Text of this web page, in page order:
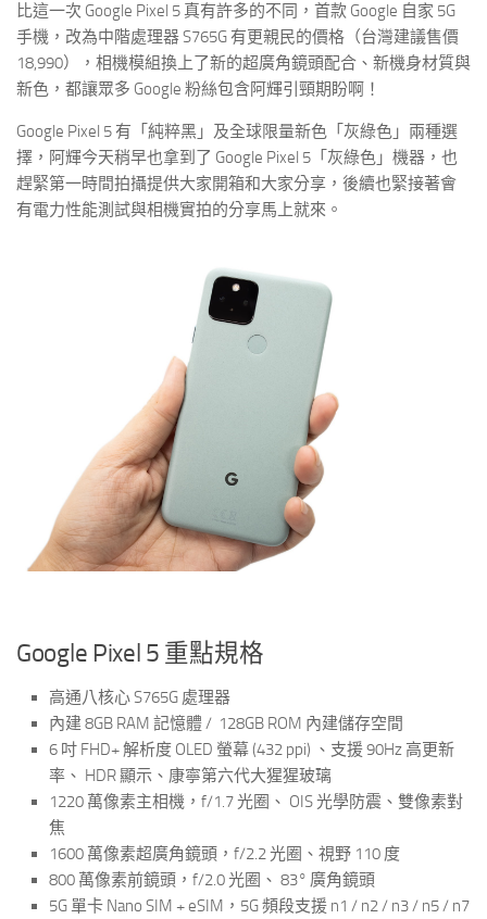
比這一次 Google Pixel 5 真有許多的不同，首款 Google 自家 5G
手機，改為中階處理器 S765G 有更親民的價格（台灣建議售價
18,990），相機模組換上了新的超廣角鏡頭配合、新機身材質與
新色，都讓眾多 Google 粉絲包含阿輝引頸期盼啊！
Google Pixel 5 有「純粹黑」及全球限量新色「灰綠色」兩種選
擇，阿輝今天稍早也拿到了 Google Pixel 5「灰綠色」機器，也
趕緊第一時間拍攝提供大家開箱和大家分享，後續也緊接著會
有電力性能測試與相機實拍的分享馬上就來。
Google Pixel 5 重點規格
高通八核心 S765G 處理器
內建 8GB RAM 記憶體 / 128GB ROM 內建儲存空間
6 吋 FHD+ 解析度 OLED 螢幕 (432 ppi) 、支援 90Hz 高更新
率、 HDR 顯示、康寧第六代大猩猩玻璃
1220 萬像素主相機，f/1.7 光圈、 OIS 光學防震、雙像素對
焦
1600 萬像素超廣角鏡頭，f/2.2 光圈、視野 110 度
800 萬像素前鏡頭，f/2.0 光圈、 83° 廣角鏡頭
5G 單卡 Nano SIM + eSIM，5G 頻段支援 n1 / n2 / n3 / n5 / n7